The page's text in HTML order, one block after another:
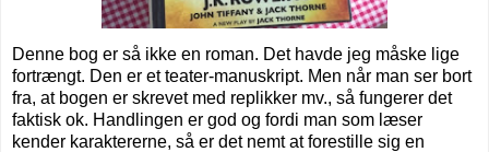
Denne bog er så ikke en roman. Det havde jeg måske lige
fortrængt. Den er et teater-manuskript. Men når man ser bort
fra, at bogen er skrevet med replikker mv., så fungerer det
faktisk ok. Handlingen er god og fordi man som læser
kender karaktererne, så er det nemt at forestille sig en